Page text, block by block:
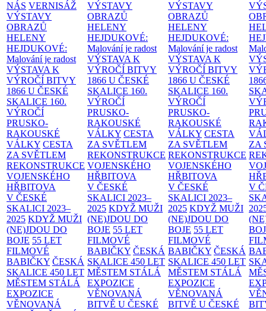
NÁS VERNISÁŽ
VÝSTAVY
OBRAZŮ
HELENY
HEJDUKOVÉ:
Malování je radost
VÝSTAVA K
VÝROČÍ BITVY
1866 U ČESKÉ
SKALICE 160.
VÝROČÍ
PRUSKO-
RAKOUSKÉ
VÁLKY CESTA
ZA SVĚTLEM
REKONSTRUKCE
VOJENSKÉHO
HŘBITOVA
V ČESKÉ
SKALICI 2023–
2025 KDYŽ MUŽI
(NE)JDOU DO
BOJE 55 LET
FILMOVÉ
BABIČKY ČESKÁ
SKALICE 450 LET
MĚSTEM STÁLÁ
EXPOZICE
VĚNOVANÁ
VÝSTAVY
OBRAZŮ
HELENY
HEJDUKOVÉ:
Malování je radost
VÝSTAVA K
VÝROČÍ BITVY
1866 U ČESKÉ
SKALICE 160.
VÝROČÍ
PRUSKO-
RAKOUSKÉ
VÁLKY CESTA
ZA SVĚTLEM
REKONSTRUKCE
VOJENSKÉHO
HŘBITOVA
V ČESKÉ
SKALICI 2023–
2025 KDYŽ MUŽI
(NE)JDOU DO
BOJE 55 LET
FILMOVÉ
BABIČKY ČESKÁ
SKALICE 450 LET
MĚSTEM STÁLÁ
EXPOZICE
VĚNOVANÁ
BITVĚ U ČESKÉ
VÝSTAVY
OBRAZŮ
HELENY
HEJDUKOVÉ:
Malování je radost
VÝSTAVA K
VÝROČÍ BITVY
1866 U ČESKÉ
SKALICE 160.
VÝROČÍ
PRUSKO-
RAKOUSKÉ
VÁLKY CESTA
ZA SVĚTLEM
REKONSTRUKCE
VOJENSKÉHO
HŘBITOVA
V ČESKÉ
SKALICI 2023–
2025 KDYŽ MUŽI
(NE)JDOU DO
BOJE 55 LET
FILMOVÉ
BABIČKY ČESKÁ
SKALICE 450 LET
MĚSTEM STÁLÁ
EXPOZICE
VĚNOVANÁ
BITVĚ U ČESKÉ
ZA
V